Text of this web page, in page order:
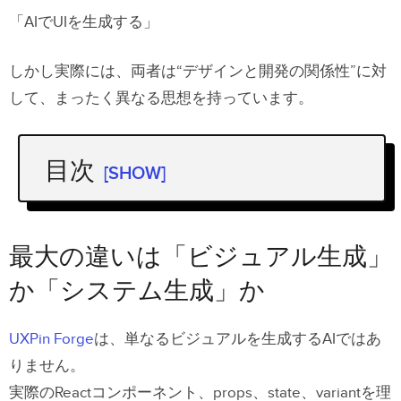
「AIでUIを生成する」
しかし実際には、両者は“デザインと開発の関係性”に対
して、まったく異なる思想を持っています。
目次 [SHOW]
最大の違いは「ビジュアル生成」か
「システム生成」か
UXPin Forgeは「デザインシステムを
理解するAI」
FigmaのAI戦略はより「広く・速く」
AI時代に最も大きな問題は「デザイン
最大の違いは「ビジュアル生成」
か「システム生成」か
UXPin Forgeは、単なるビジュアルを生成するAIではあ
りません。
実際のReactコンポーネント、props、state、variantを理